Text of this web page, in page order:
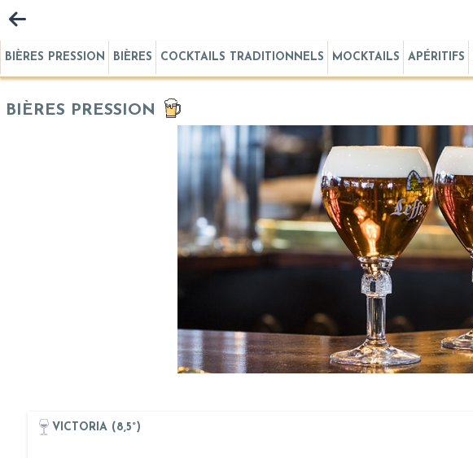
BIÈRES PRESSION BIÈRES COCKTAILS TRADITIONNELS MOCKTAILS APÉRITIFS
BIÈRES PRESSION
VICTORIA (8,5°)